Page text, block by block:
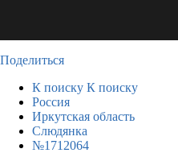
Поделиться
К поиску К поиску
Россия
Иркутская область
Слюдянка
№1712064